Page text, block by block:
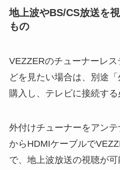
地上波やBS/CS放送を
もの
VEZZERのチューナーレ
どを見たい場合は、別途
購入し、テレビに接続する
外付けチューナーをアン
からHDMIケーブルで
で、地上波放送の視聴が可